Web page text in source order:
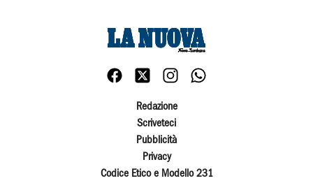
Redazione
Scriveteci
Pubblicità
Privacy
Codice Etico e Modello 231